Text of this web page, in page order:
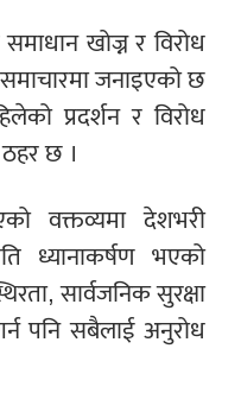
खोज्न र विरोध
समाचारमा जनाइएको छ
प्रदर्शन र विरोध
छ ।
वक्तव्यमा देशभरी
ध्यानाकर्षण भएको
सार्वजनिक सुरक्षा
पनि सबैलाई अनुरोध